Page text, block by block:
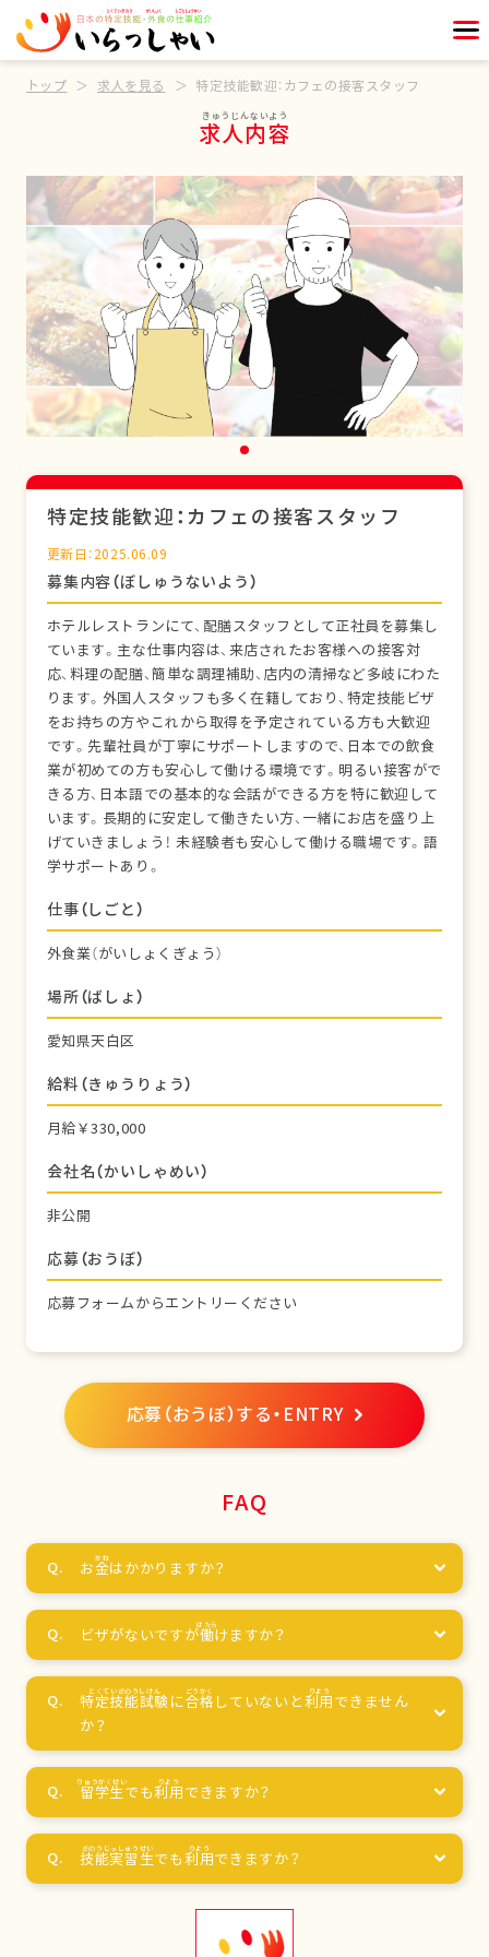
トップ 求人を見る 特定技能歓迎：カフェの接客スタッフ
求人内容
特定技能歓迎：カフェの接客スタッフ
更新日：2025.06.09
募集内容（ぼしゅうないよう）
ホテルレストランにて、配膳スタッフとして正社員を募集し
ています。主な仕事内容は、来店されたお客様への接客対
応、料理の配膳、簡単な調理補助、店内の清掃など多岐にわた
ります。外国人スタッフも多く在籍しており、特定技能ビザ
をお持ちの方やこれから取得を予定されている方も大歓迎
です。先輩社員が丁寧にサポートしますので、日本での飲食
業が初めての方も安心して働ける環境です。明るい接客がで
きる方、日本語での基本的な会話ができる方を特に歓迎して
います。長期的に安定して働きたい方、一緒にお店を盛り上
げていきましょう！ 未経験者も安心して働ける職場です。語
学サポートあり。
仕事（しごと）
外食業（がいしょくぎょう）
場所（ばしょ）
愛知県天白区
給料（きゅうりょう）
月給￥330,000
会社名（かいしゃめい）
非公開
応募（おうぼ）
応募フォームからエントリーください
応募（おうぼ）する・ENTRY
FAQ
お金はかかりますか？
ビザがないですが働けますか？
特定技能試験に合格 していないと利用 できません
か？
留学生でも利用 できますか？
技能実習生でも利用できますか？